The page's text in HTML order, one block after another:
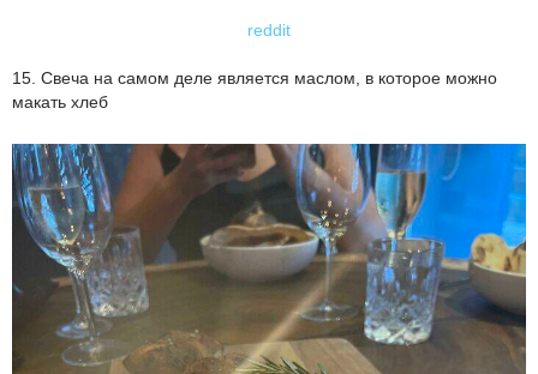
reddit
15. Свеча на самом деле является маслом, в которое можно
макать хлеб